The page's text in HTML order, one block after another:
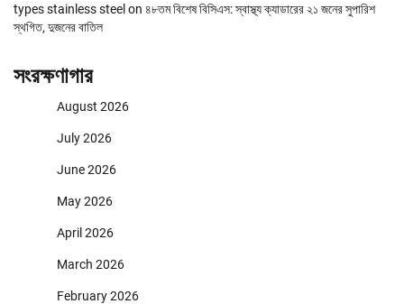
types stainless steel on ৪৮তম বিশেষ বিসিএস: স্বাস্থ্য ক্যাডারের ২১ জনের সুপারিশ
স্থগিত, দুজনের বাতিল
সংরক্ষণাগার
August 2026
July 2026
June 2026
May 2026
April 2026
March 2026
February 2026